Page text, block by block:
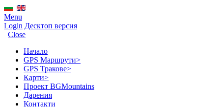
Menu
Login Десктоп версия
Close
Начало
GPS Mаршрути>
GPS Тракове>
Карти>
Проект BGMountains
Дарения
Контакти